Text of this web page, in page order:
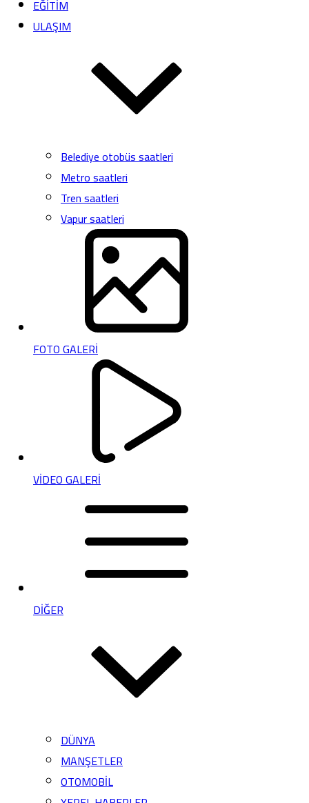
EĞİTİM
ULAŞIM
Belediye otobüs saatleri
Metro saatleri
Tren saatleri
Vapur saatleri
FOTO GALERİ
VİDEO GALERİ
DİĞER
DÜNYA
MANŞETLER
OTOMOBİL